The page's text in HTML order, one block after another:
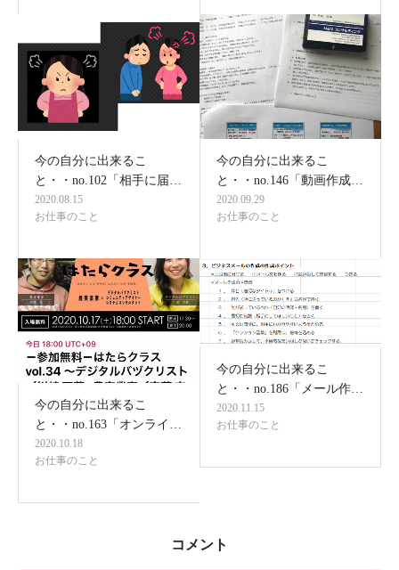
今の自分に出来るこ
と・・no.102「相手に届…
2020.08.15
お仕事のこと
今の自分に出来るこ
と・・no.146「動画作成…
2020.09.29
お仕事のこと
今の自分に出来るこ
と・・no.163「オンライ…
2020.10.18
お仕事のこと
今の自分に出来るこ
と・・no.186「メール作…
2020.11.15
お仕事のこと
コメント